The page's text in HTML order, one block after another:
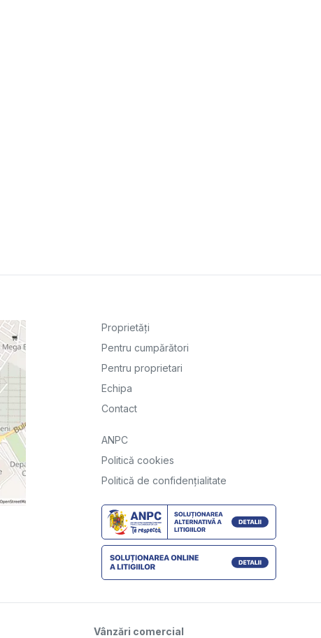
Proprietăți
Pentru cumpărători
Pentru proprietari
Echipa
Contact
ANPC
Politică cookies
Politică de confidențialitate
Vânzări comercial